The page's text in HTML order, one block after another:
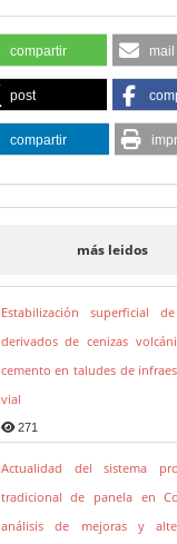
compartir mail
post
compartir
más leidos
Estabilización superficial
derivados de cenizas
cemento en taludes de
vial
271
Actualidad del sistema
tradicional de panela en
análisis de mejoras y